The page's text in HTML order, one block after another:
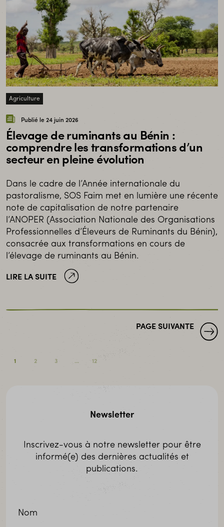
Agriculture
Publié le 24 juin 2026
Élevage de ruminants au Bénin :
comprendre les transformations d’un
secteur en pleine évolution
Dans le cadre de l’Année internationale du
pastoralisme, SOS Faim met en lumière une récente
note de capitalisation de notre partenaire
l’ANOPER (Association Nationale des Organisations
Professionnelles d’Éleveurs de Ruminants du Bénin),
consacrée aux transformations en cours de
l’élevage de ruminants au Bénin.
LIRE LA SUITE
1 2 3 ... 12
PAGE SUIVANTE
Newsletter
Inscrivez-vous à notre newsletter pour être
informé(e) des dernières actualités et
publications.
Nom